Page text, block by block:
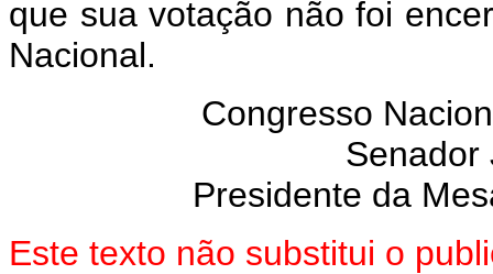
que sua votação não foi
Nacional.
Congresso
Senador
Presidente da
Este texto não substitui o